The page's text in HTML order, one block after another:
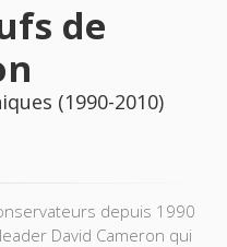
de
(1990-2010)
depuis 1990
David Cameron qui